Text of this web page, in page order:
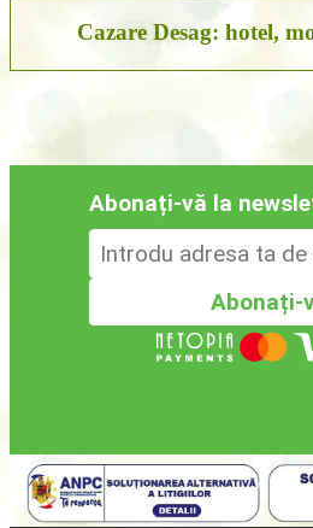
Cazare Desag: hotel,
Abonați-vă la